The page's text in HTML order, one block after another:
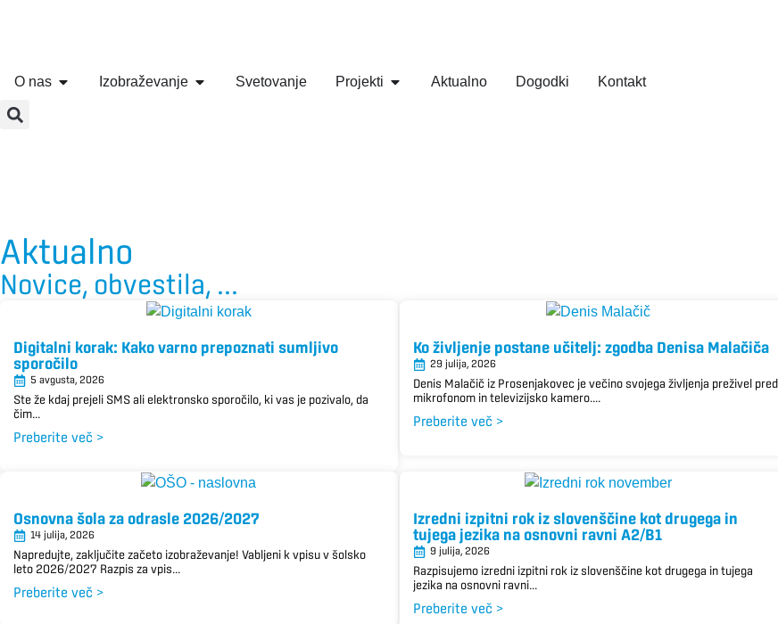
O nas Izobraževanje Svetovanje Projekti Aktualno Dogodki Kontakt
Aktualno
Novice, obvestila, ...
Digitalni korak: Kako varno prepoznati sumljivo
sporočilo
5 avgusta, 2026
Ste že kdaj prejeli SMS ali elektronsko sporočilo, ki vas je pozivalo, da
čim...
Preberite več >
Ko življenje postane učitelj: zgodba Denisa Malačiča
29 julija, 2026
Denis Malačič iz Prosenjakovec je večino svojega življenja preživel pred
mikrofonom in televizijsko kamero....
Preberite več >
Osnovna šola za odrasle 2026/2027
14 julija, 2026
Napredujte, zaključite začeto izobraževanje! Vabljeni k vpisu v šolsko
leto 2026/2027 Razpis za vpis...
Preberite več >
Izredni izpitni rok iz slovenščine kot drugega in
tujega jezika na osnovni ravni A2/B1
9 julija, 2026
Razpisujemo izredni izpitni rok iz slovenščine kot drugega in tujega
jezika na osnovni ravni...
Preberite več >